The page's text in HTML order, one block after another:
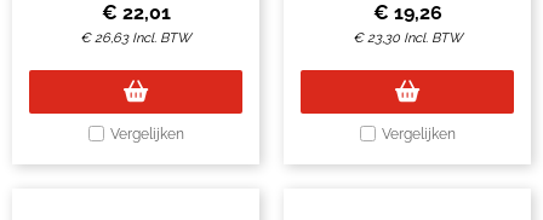
€ 22,01
€26,63 Incl. BTW
Vergelijken
€ 19,26
€23,30 Incl. BTW
Vergelijken